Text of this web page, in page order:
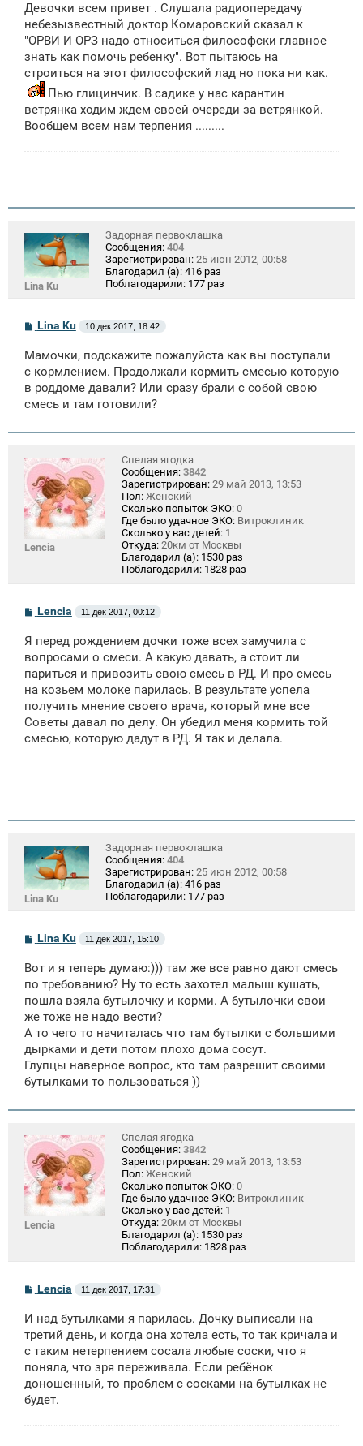
б
щ
е
н
и
Девочки всем привет . Слушала радиопередачу
небезызвестный доктор Комаровский сказал к
"ОРВИ И ОРЗ надо относиться философски главное
знать как помочь ребенку". Вот пытаюсь на
строиться на этот философский лад но пока ни как.
Пью глицинчик. В садике у нас карантин
ветрянка ходим ждем своей очереди за ветрянкой.
Вообщем всем нам терпения .........
Lina Ku
Задорная первоклашка
Сообщения: 404
Зарегистрирован: 25 июн 2012, 00:58
Благодарил (а): 416 раз
Поблагодарили: 177 раз
С
б
щ
н
и
Lina Ku 10 дек 2017, 18:42
Мамочки, подскажите пожалуйста как вы поступали
с кормлением. Продолжали кормить смесью которую
в роддоме давали? Или сразу брали с собой свою
смесь и там готовили?
Lencia
Спелая ягодка
Сообщения: 3842
Зарегистрирован: 29 май 2013, 13:53
Пол: Женский
Сколько попыток ЭКО: 0
Где было удачное ЭКО: Витроклиник
Сколько у вас детей: 1
Откуда: 20км от Москвы
Благодарил (а): 1530 раз
Поблагодарили: 1828 раз
С
б
щ
н
и
Lencia 11 дек 2017, 00:12
Я перед рождением дочки тоже всех замучила с
вопросами о смеси. А какую давать, а стоит ли
париться и привозить свою смесь в РД. И про смесь
на козьем молоке парилась. В результате успела
получить мнение своего врача, который мне все
Советы давал по делу. Он убедил меня кормить той
смесью, которую дадут в РД. Я так и делала.
Lina Ku
Задорная первоклашка
Сообщения: 404
Зарегистрирован: 25 июн 2012, 00:58
Благодарил (а): 416 раз
Поблагодарили: 177 раз
С
о
б
щ
н
и
Lina Ku 11 дек 2017, 15:10
Вот и я теперь думаю:))) там же все равно дают смесь
по требованию? Ну то есть захотел малыш кушать,
пошла взяла бутылочку и корми. А бутылочки свои
же тоже не надо вести?
А то чего то начиталась что там бутылки с большими
дырками и дети потом плохо дома сосут.
Глупцы наверное вопрос, кто там разрешит своими
бутылками то пользоваться ))
Lencia
Спелая ягодка
Сообщения: 3842
Зарегистрирован: 29 май 2013, 13:53
Пол: Женский
Сколько попыток ЭКО: 0
Где было удачное ЭКО: Витроклиник
Сколько у вас детей: 1
Откуда: 20км от Москвы
Благодарил (а): 1530 раз
Поблагодарили: 1828 раз
С
о
б
щ
н
и
Lencia 11 дек 2017, 17:31
И над бутылками я парилась. Дочку выписали на
третий день, и когда она хотела есть, то так кричала и
с таким нетерпением сосала любые соски, что я
поняла, что зря переживала. Если ребёнок
доношенный, то проблем с сосками на бутылках не
будет.